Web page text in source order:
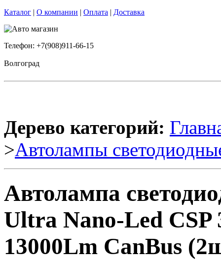
Каталог | О компании | Оплата | Доставка
Телефон: +7(908)911-66-15
Волгоград
Дерево категорий:
>Автолампы
Автолампа
Ultra Nano-Led CSP
13000Lm CanBus